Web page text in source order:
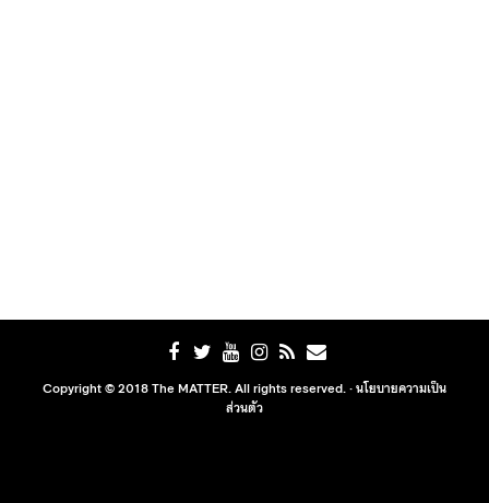
Copyright © 2018 The MATTER. All rights reserved. ·นโยบายความเป็น
ส่วนตัว